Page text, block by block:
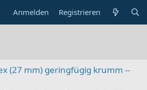
Anmelden Registrieren
(27 mm) geringfügig krumm --